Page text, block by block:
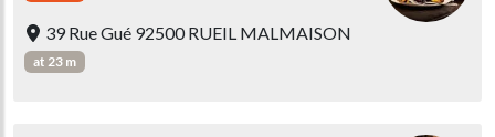
39 Rue Gué 92500 RUEIL MALMAISON
at 23 m